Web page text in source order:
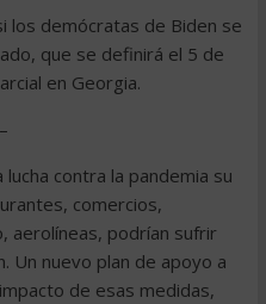
los demócratas de Biden se
que se definirá el 5 de
en Georgia.
contra la pandemia su
comercios,
aerolíneas, podrían sufrir
Un nuevo plan de apoyo a
de esas medidas,